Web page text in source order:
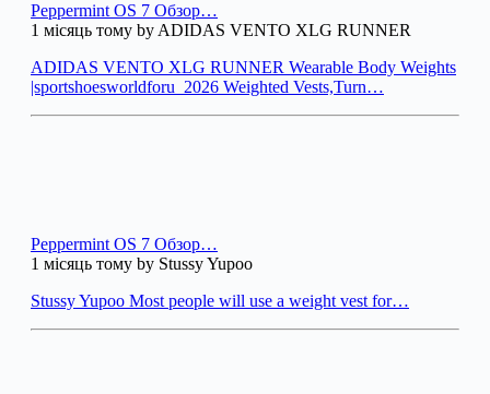
Peppermint OS 7 Обзор…
1 місяць тому by ADIDAS VENTO XLG RUNNER
ADIDAS VENTO XLG RUNNER Wearable Body Weights
|sportshoesworldforu_2026 Weighted Vests,Turn…
Peppermint OS 7 Обзор…
1 місяць тому by Stussy Yupoo
Stussy Yupoo Most people will use a weight vest for…